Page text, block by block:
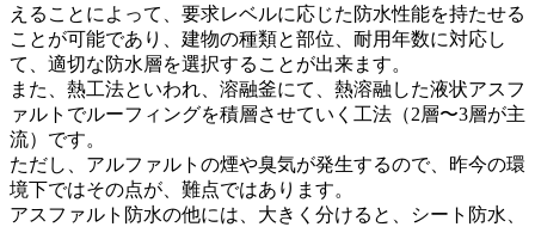
えることによって、要求レベルに応じた防水性能を持たせる
ことが可能であり、建物の種類と部位、耐用年数に対応し
て、適切な防水層を選択することが出来ます。
また、熱工法といわれ、溶融釜にて、熱溶融した液状アスフ
ァルトでルーフィングを積層させていく工法（2層〜3層が主
流）です。
ただし、アルファルトの煙や臭気が発生するので、昨今の環
境下ではその点が、難点ではあります。
アスファルト防水の他には、大きく分けると、シート防水、